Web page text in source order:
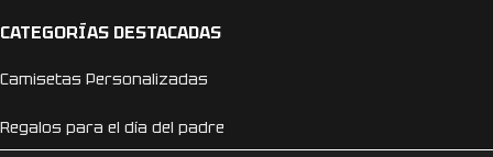
CATEGORÍAS DESTACADAS
Camisetas Personalizadas
Regalos para el día del padre